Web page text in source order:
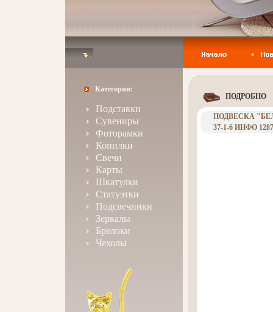
Категории:
Подставки
Сувениры
Фоторамки
Копилки
Свечи
Карты
Шкатулки
Статуэтки
Подсвечники
Зеркалы
Брелоки
Чехолы
ПОДРОБНО
ПОДВЕСКА
37-1-6 ИНФО